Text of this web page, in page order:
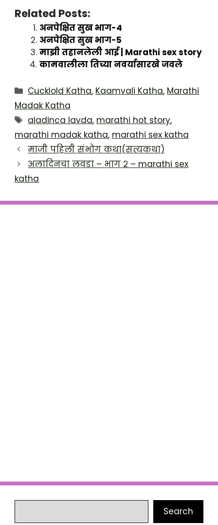
Related Posts:
अनपेक्षित सुख भाग-4
अनपेक्षित सुख भाग-5
माझी तहानलेली आई | Marathi sex story
कामवालीला तिच्या नवर्यासारखे जवले
Categories
Cucklold Katha, Kaamvali Katha, Marathi
Madak Katha
Tags
aladinca lavda, marathi hot story,
marathi madak katha, marathi sex katha
माजी पहिली संभोग कथा(सत्यकथा)
अलादिनचा लवडा – भाग २ – marathi sex
katha
Search